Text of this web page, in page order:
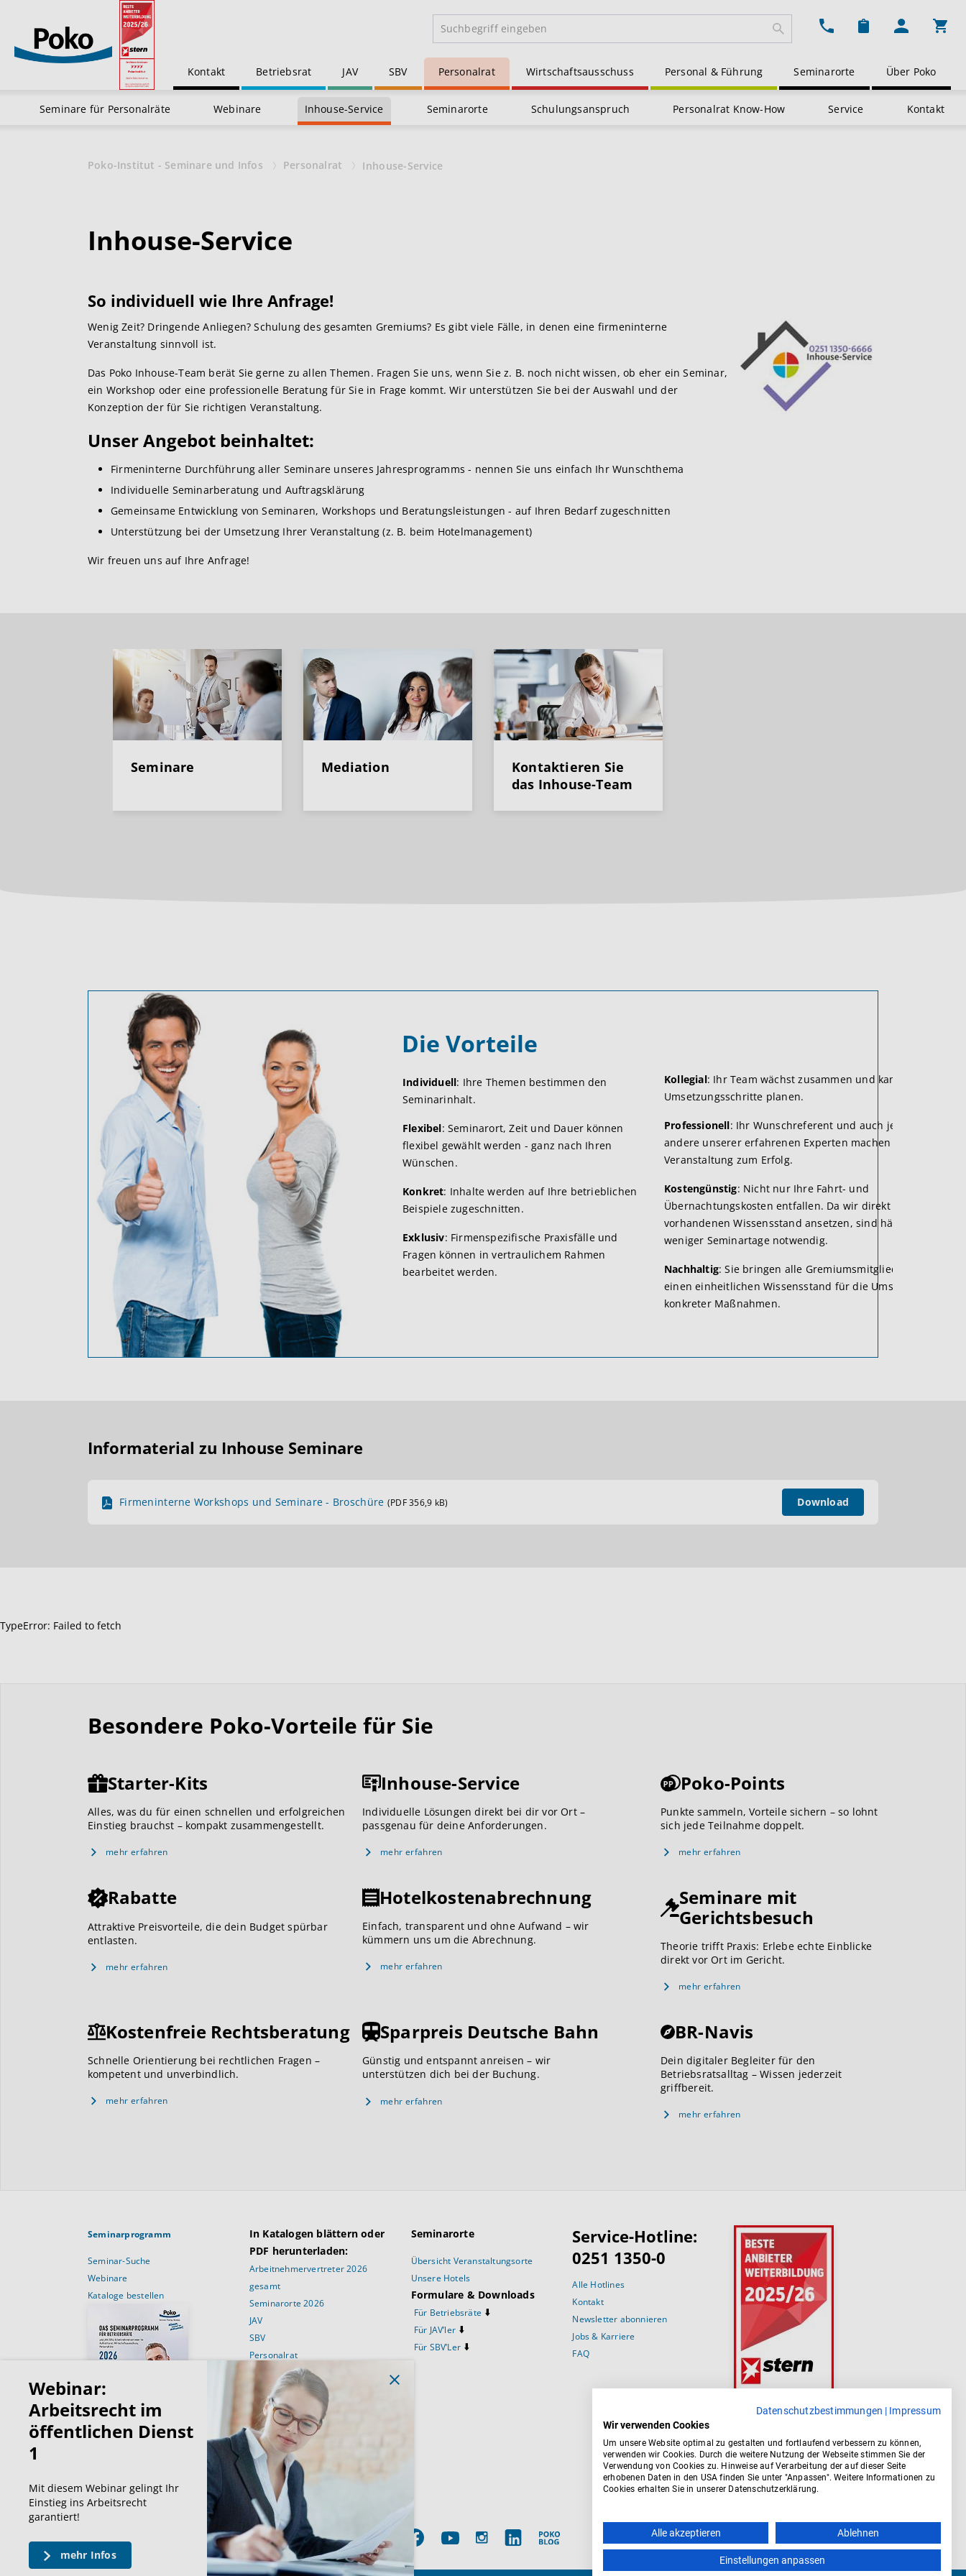
Kontakt Betriebsrat JAV SBV Personalrat Wirtschaftsausschuss Personal & Führung Seminarorte Über Poko
Seminare für Personalräte Webinare Inhouse-Service Seminarorte Schulungsanspruch Personalrat Know-How Service Kontakt
Datenschutzbestimmungen | Impressum
Wir verwenden Cookies
Um unsere Website optimal zu gestalten und fortlaufend verbessern zu können,
verwenden wir Cookies. Durch die weitere Nutzung der Webseite stimmen Sie der
Verwendung von Cookies zu. Hinweise auf Verarbeitung der auf dieser Seite
erhobenen Daten in den USA finden Sie unter "Anpassen". Weitere Informationen zu
Cookies erhalten Sie in unserer Datenschutzerklärung.
Alle akzeptieren Ablehnen
Einstellungen anpassen
Poko-Institut - Seminare und Infos Personalrat Inhouse-Service
Inhouse-Service
So individuell wie Ihre Anfrage!
Wenig Zeit? Dringende Anliegen? Schulung des gesamten Gremiums? Es gibt viele Fälle, in denen eine firmeninterne
Veranstaltung sinnvoll ist.
Das Poko Inhouse-Team berät Sie gerne zu allen Themen. Fragen Sie uns, wenn Sie z. B. noch nicht wissen, ob eher ein Seminar,
ein Workshop oder eine professionelle Beratung für Sie in Frage kommt. Wir unterstützen Sie bei der Auswahl und der
Konzeption der für Sie richtigen Veranstaltung.
Unser Angebot beinhaltet:
Firmeninterne Durchführung aller Seminare unseres Jahresprogramms - nennen Sie uns einfach Ihr Wunschthema
Individuelle Seminarberatung und Auftragsklärung
Gemeinsame Entwicklung von Seminaren, Workshops und Beratungsleistungen - auf Ihren Bedarf zugeschnitten
Unterstützung bei der Umsetzung Ihrer Veranstaltung (z. B. beim Hotelmanagement)
Wir freuen uns auf Ihre Anfrage!
Seminare Mediation
Kontaktieren Sie
das Inhouse-Team
Die Vorteile
Individuell: Ihre Themen bestimmen den
Seminarinhalt.
Flexibel: Seminarort, Zeit und Dauer können
flexibel gewählt werden - ganz nach Ihren
Wünschen.
Konkret: Inhalte werden auf Ihre betrieblichen
Beispiele zugeschnitten.
Exklusiv: Firmenspezifische Praxisfälle und
Fragen können in vertraulichem Rahmen
bearbeitet werden.
Kollegial: Ihr Team wächst zusammen und kann erste
Umsetzungsschritte planen.
Professionell: Ihr Wunschreferent und auch jeder
andere unserer erfahrenen Experten machen Ihre
Veranstaltung zum Erfolg.
Kostengünstig: Nicht nur Ihre Fahrt- und
Übernachtungskosten entfallen. Da wir direkt bei Ihrem
vorhandenen Wissensstand ansetzen, sind häufig sogar
weniger Seminartage notwendig.
Nachhaltig: Sie bringen alle Gremiumsmitglieder auf
einen einheitlichen Wissensstand für die Umsetzung
konkreter Maßnahmen.
Informaterial zu Inhouse Seminare
Firmeninterne Workshops und Seminare - Broschüre (PDF 356,9 kB) Download
TypeError: Failed to fetch
Besondere Poko-Vorteile für Sie
Starter-Kits
Alles, was du für einen schnellen und erfolgreichen
Einstieg brauchst – kompakt zusammengestellt.
mehr erfahren
Inhouse-Service
Individuelle Lösungen direkt bei dir vor Ort –
passgenau für deine Anforderungen.
mehr erfahren
Poko-Points
Punkte sammeln, Vorteile sichern – so lohnt
sich jede Teilnahme doppelt.
mehr erfahren
Rabatte
Attraktive Preisvorteile, die dein Budget spürbar
entlasten.
mehr erfahren
Hotelkostenabrechnung
Einfach, transparent und ohne Aufwand – wir
kümmern uns um die Abrechnung.
mehr erfahren
Seminare mit
Gerichtsbesuch
Theorie trifft Praxis: Erlebe echte Einblicke
direkt vor Ort im Gericht.
mehr erfahren
Kostenfreie Rechtsberatung
Schnelle Orientierung bei rechtlichen Fragen –
kompetent und unverbindlich.
mehr erfahren
Sparpreis Deutsche Bahn
Günstig und entspannt anreisen – wir
unterstützen dich bei der Buchung.
mehr erfahren
BR-Navis
Dein digitaler Begleiter für den
Betriebsratsalltag – Wissen jederzeit
griffbereit.
mehr erfahren
Seminarprogramm
Seminar-Suche
Webinare
Kataloge bestellen
In Katalogen blättern oder
PDF herunterladen:
Arbeitnehmervertreter 2026
gesamt
Seminarorte 2026
JAV
SBV
Personalrat
Schulungsansprüche
Für Betriebsräte
Für JAV’ler
Für SBV’Ler
Für Personalräte
Für den Wirtschaftsausschuss
Seminarorte
Übersicht Veranstaltungsorte
Unsere Hotels
Formulare & Downloads
Für Betriebsräte ⬇️
Für JAV’ler ⬇️
Für SBV’Ler ⬇️
Service-Hotline:
0251 1350-0
Alle Hotlines
Kontakt
Newsletter abonnieren
Jobs & Karriere
FAQ
Webinar:
Arbeitsrecht im
öffentlichen Dienst
1
Mit diesem Webinar gelingt Ihr
Einstieg ins Arbeitsrecht
garantiert!
mehr Infos